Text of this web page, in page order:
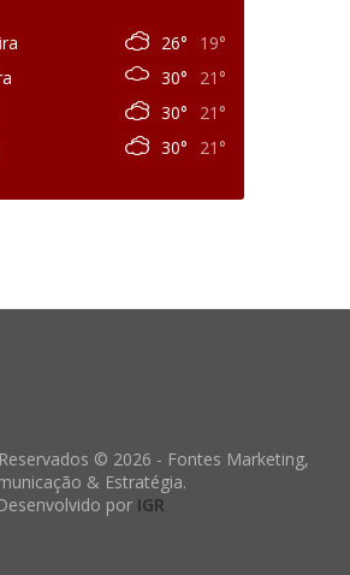
26°
19°
30°
21°
30°
21°
30° 21°
© 2026 - Fontes Marketing,
& Estratégia.
por IGR